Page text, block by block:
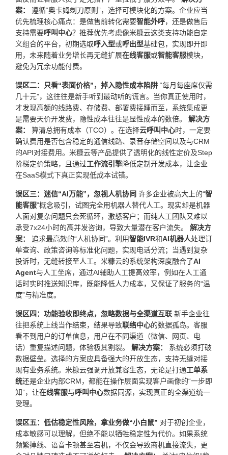
案：
遵循“奥卡姆剃刀原则”，选择可模块化的方案。企业应当
优先梳理核心痛点：是做售前转化需要智能外呼，还是做售后
支持需要呼叫中心？推荐优先考虑像米糠云这类支持功能自定
义组合的平台，初期选取呼入型或呼出型基础包，实现即开即
用，未来随着业务增长再无缝扩展在线客服或智能客服模块，
避免为冗余功能付费。
误区二：只看“表面价格”，掉入隐性成本陷阱 “每月每座席仅需
几十元”，这往往是新手听到最动听的谎言。当你真正使用时，
才发现高额的线路费、存储费、部署费接踵而至，系统集成更
是需要天价开发费，隐性成本往往是显性成本的数倍。 解决方
案：
算清总拥有成本（TCO）。在选择云呼叫中心时，一定要
确认费用是否包含稳定的通信线路、录音存储空间以及与CRM
的API对接费用。米糠云等产品提供了透明化的线性定价及Step
阶梯定价策略，且通过工作流引擎降低定制开发成本，让企业
在SaaS模式下真正实现低成本试错。
误区三：迷信“AI万能”，忽视人机协同 许多企业被高大上的“智
能客服”概念吸引，试图完全用机器人替代人工。现实却是机器
人面对复杂问题只会死循环，激怒客户；而纯人工团队又难以
承受7x24小时的高并发咨询，导致大量潜在客户流失。 解决方
案：
追求最高效的“人机协同”。利用智能IVR和AI机器人处理订
单查询、政策咨询等标准化问题，实现电话分流；当遇到复杂
投诉时，无缝转接至人工。米糠云的系统架构深度融合了AI
Agent与人工坐席，通过AI辅助人工提高效率，例如在人工通
话时实时推送知识库，既能降低人力成本，又保证了服务的“温
度”与精准度。
误区四：功能验收即终点，忽略数据与全渠道互联 新手企业往
往把系统上线当作结束，结果导致联络中心的数据孤岛。客服
看不到用户的订单信息，用户在不同渠道（微信、网页、电
话）重复描述问题，体验极其割裂。 解决方案：
系统必须打破
数据壁垒。选择的方案应具备强大的开放生态，支持无缝对接
现有业务系统。米糠云强调开放兼容生态，无论是打通工单系
统还是企业内部CRM，都能在操作层面实现客户画像的“一步即
知”，让在线客服与呼叫中心数据同源，实现真正的全渠道统一
受理。
误区五：低估稳定性风险，拿业务做“小白鼠” 对于初创企业，
成本敏感可以理解，但绝不能以牺牲稳定性为代价。如果系统
频繁掉线、语音卡顿甚至宕机，不仅会导致商机直接流失，更